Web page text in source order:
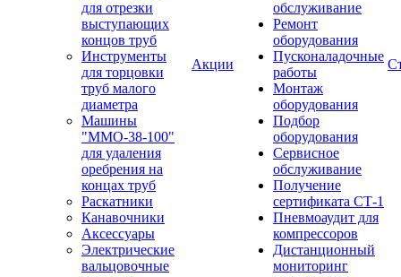
для отрезки
выступающих
концов труб
Инструменты
для торцовки
труб малого
диаметра
Машины
"ММО-38-100"
для удаления
оребрения на
концах труб
Раскатники
Канавочники
Аксессуары
Электрические
вальцовочные
Акции
обслуживание
Ремонт
оборудования
Пусконаладочные
работы
Монтаж
оборудования
Подбор
оборудования
Сервисное
обслуживание
Получение
сертификата СТ-1
Пневмоаудит для
компрессоров
Дистанционный
мониторинг